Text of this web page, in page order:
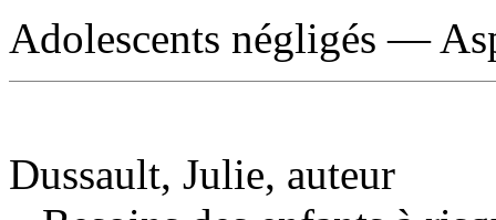
Adolescents négligés —
Dussault, Julie, auteur